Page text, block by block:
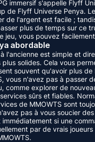
immersif s'appelle Flyff
de Flyff Universe Penya.
de l'argent est facile ;
plus de temps sur ce
jeu, vous pouvez
abordable
l'ancienne est simple et
solides. Cela vous
souvent qu'avoir plus de
vous n'avez pas à
explorer de
sûrs et fiables.
de MMOWTS sont
pas à vous soucier
si une
par de vrais